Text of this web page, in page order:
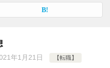
年1月21日 【転職】